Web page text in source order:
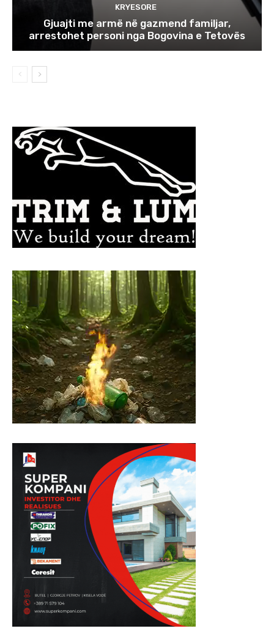
KRYESORE
Gjuajti me armë në gazmend familjar,
arrestohet personi nga Bogovina e Tetovës